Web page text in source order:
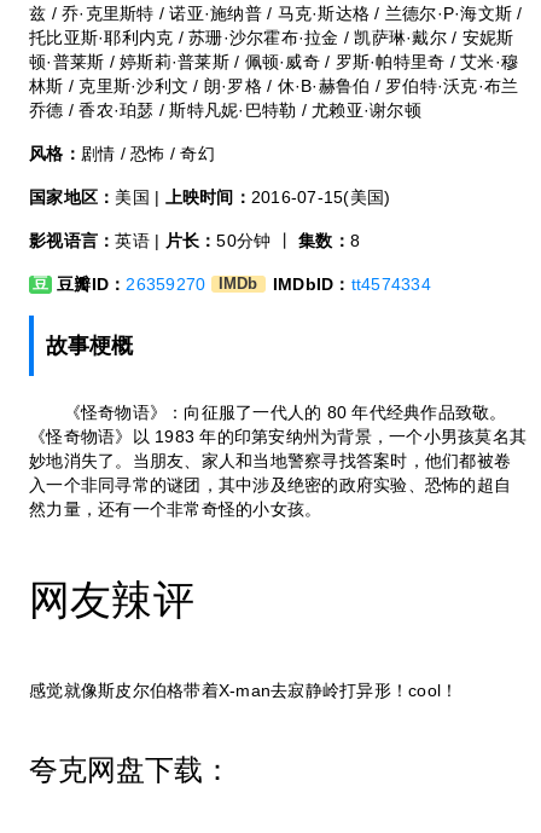
兹 / 乔·克里斯特 / 诺亚·施纳普 / 马克·斯达格 / 兰德尔·P·海文斯 /
托比亚斯·耶利内克 / 苏珊·沙尔霍布·拉金 / 凯萨琳·戴尔 / 安妮斯
顿·普莱斯 / 婷斯莉·普莱斯 / 佩顿·威奇 / 罗斯·帕特里奇 / 艾米·穆
林斯 / 克里斯·沙利文 / 朗·罗格 / 休·B·赫鲁伯 / 罗伯特·沃克·布兰
乔德 / 香农·珀瑟 / 斯特凡妮·巴特勒 / 尤赖亚·谢尔顿
风格： 剧情 / 恐怖 / 奇幻
国家地区： 美国 | 上映时间： 2016-07-15(美国)
影视语言：英语 | 片长：50分钟 丨集数： 8
豆 豆瓣ID： 26359270 IMDb IMDbID： tt4574334
故事梗概
《怪奇物语》：向征服了一代人的 80 年代经典作品致敬。
《怪奇物语》以 1983 年的印第安纳州为背景，一个小男孩莫名其
妙地消失了。当朋友、家人和当地警察寻找答案时，他们都被卷
入一个非同寻常的谜团，其中涉及绝密的政府实验、恐怖的超自
然力量，还有一个非常奇怪的小女孩。
网友辣评
感觉就像斯皮尔伯格带着X-man去寂静岭打异形！cool！
夸克网盘下载：